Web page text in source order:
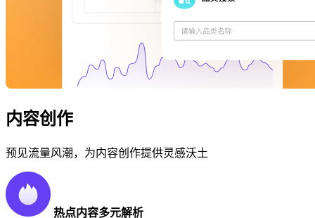
内容创作
预见流量风潮，为内容创作提供灵感沃土
热点内容多元解析